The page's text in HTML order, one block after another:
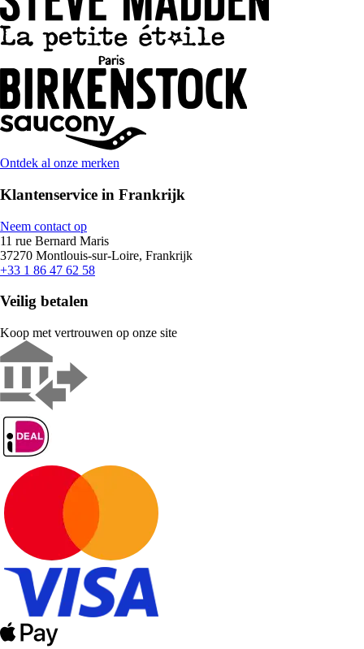
Ontdek al onze merken
Klantenservice in Frankrijk
Neem contact op
11 rue Bernard Maris
37270 Montlouis-sur-Loire, Frankrijk
+33 1 86 47 62 58
Veilig betalen
Koop met vertrouwen op onze site